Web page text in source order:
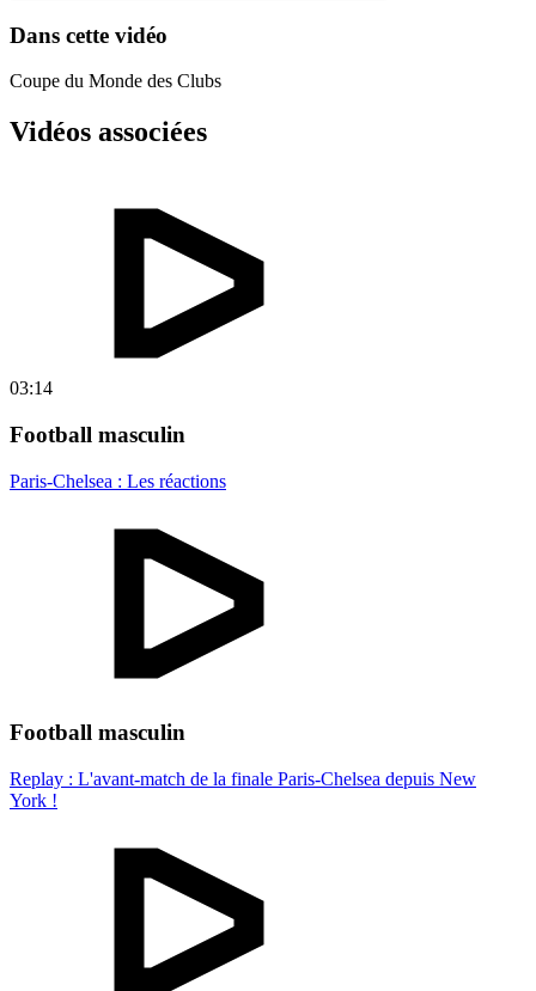
Dans cette vidéo
Coupe du Monde des Clubs
Vidéos associées
03:14
Football masculin
Paris-Chelsea : Les réactions
Football masculin
Replay : L'avant-match de la finale Paris-Chelsea depuis New
York !